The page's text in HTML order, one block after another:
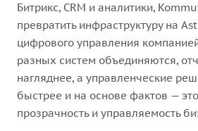
Битрикс, CRM и аналитики,
превратить инфраструктуру на
цифрового управления
разных систем объединяются,
нагляднее, а управленческие
быстрее и на основе фактов —
прозрачность и управляемость